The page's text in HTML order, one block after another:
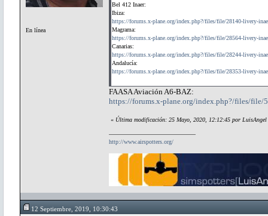
En línea
Bel 412 Inaer:
Ibiza:
https://forums.x-plane.org/index.php?/files/file/28140-livery-
Magrama:
https://forums.x-plane.org/index.php?/files/file/28564-livery-
Canarias:
https://forums.x-plane.org/index.php?/files/file/28244-livery-
Andalucía:
https://forums.x-plane.org/index.php?/files/file/28353-livery-
FAASA Aviación A6-BAZ:
https://forums.x-plane.org/index.php?/files/file/
« Última modificación: 25 Mayo, 2020, 12:12:45 por LuisAngel
http://www.airspotters.org/
12 Septiembre, 2019, 10:30:43